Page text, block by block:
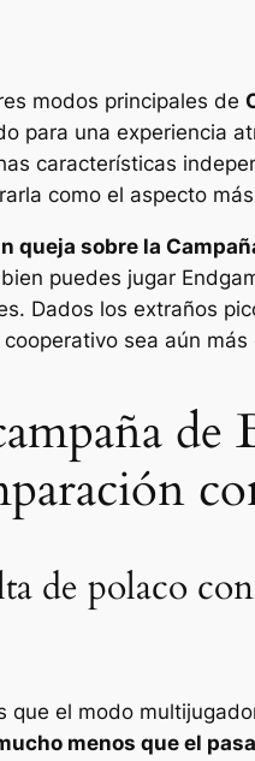
modos principales de
para una experiencia
características
como el aspecto
queja sobre la
puedes jugar
Dados los extraños
sea aún más
de
de polaco
que el modo
menos que el